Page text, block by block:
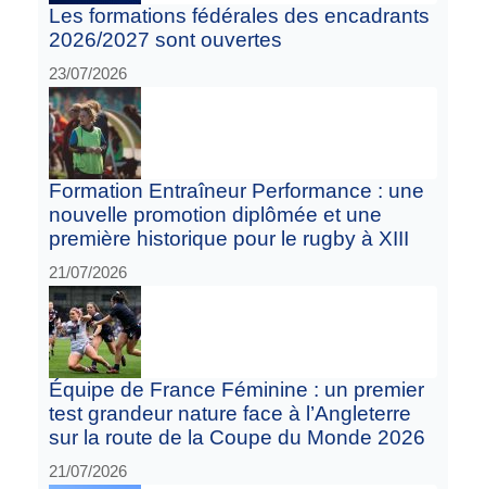
Les formations fédérales des encadrants
2026/2027 sont ouvertes
23/07/2026
Formation Entraîneur Performance : une
nouvelle promotion diplômée et une
première historique pour le rugby à XIII
21/07/2026
Équipe de France Féminine : un premier
test grandeur nature face à l’Angleterre
sur la route de la Coupe du Monde 2026
21/07/2026